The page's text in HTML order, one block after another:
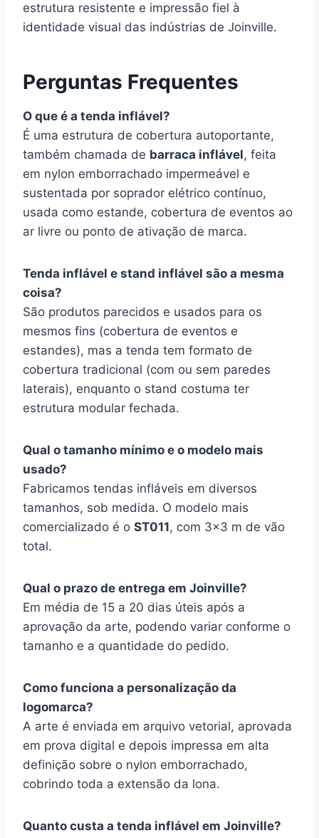
estrutura resistente e impressão fiel à
identidade visual das indústrias de Joinville.
Perguntas Frequentes
O que é a tenda inflável?
É uma estrutura de cobertura autoportante,
também chamada de barraca inflável, feita
em nylon emborrachado impermeável e
sustentada por soprador elétrico contínuo,
usada como estande, cobertura de eventos ao
ar livre ou ponto de ativação de marca.
Tenda inflável e stand inflável são a mesma
coisa?
São produtos parecidos e usados para os
mesmos fins (cobertura de eventos e
estandes), mas a tenda tem formato de
cobertura tradicional (com ou sem paredes
laterais), enquanto o stand costuma ter
estrutura modular fechada.
Qual o tamanho mínimo e o modelo mais
usado?
Fabricamos tendas infláveis em diversos
tamanhos, sob medida. O modelo mais
comercializado é o ST011, com 3×3 m de vão
total.
Qual o prazo de entrega em Joinville?
Em média de 15 a 20 dias úteis após a
aprovação da arte, podendo variar conforme o
tamanho e a quantidade do pedido.
Como funciona a personalização da
logomarca?
A arte é enviada em arquivo vetorial, aprovada
em prova digital e depois impressa em alta
definição sobre o nylon emborrachado,
cobrindo toda a extensão da lona.
Quanto custa a tenda inflável em Joinville?